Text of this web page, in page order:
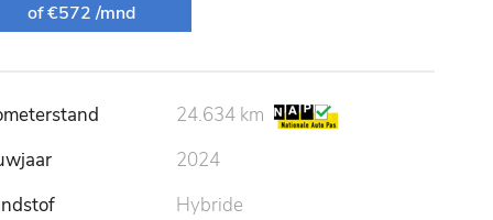
of €572 /mnd
24.634 km
2024
Hybride